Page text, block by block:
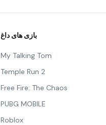
بازی های داغ
My Talking Tom
Temple Run 2
Free Fire: The Chaos
PUBG MOBILE
Roblox